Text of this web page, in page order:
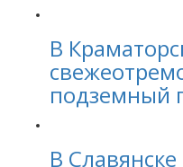
В
подземный
В